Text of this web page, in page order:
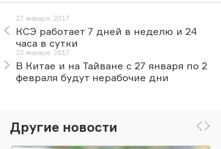
27 января, 2017
КСЭ работает 7 дней в неделю и 24
часа в сутки
23 января, 2017
В Китае и на Тайване с 27 января по 2
февраля будут нерабочие дни
Другие новости